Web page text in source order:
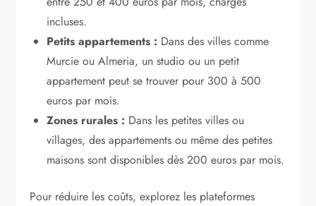
incluses.
Petits appartements : Dans des villes comme
Murcie ou Almeria, un studio ou un petit
appartement peut se trouver pour 300 à 500
euros par mois.
Zones rurales : Dans les petites villes ou
villages, des appartements ou même des petites
maisons sont disponibles dès 200 euros par mois.
Pour réduire les coûts, explorez les plateformes